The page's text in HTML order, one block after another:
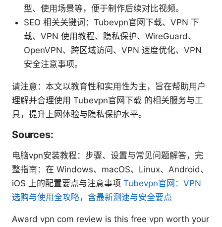
型、使用场景等，便于制作后续对比视频。
SEO 相关关键词：Tubevpn官网下载、VPN 下
载、VPN 使用教程、隐私保护、WireGuard、
OpenVPN、跨区域访问、VPN 速度优化、VPN
安全注意事项。
请注意：本文以教育性和实用性为主，旨在帮助用户
理解并合理使用 Tubevpn官网下载 的相关服务与工
具，提升上网体验与隐私保护水平。
Sources:
电脑vpn安装教程：步骤、设置与常见问题解答，完
整指南：在 Windows、macOS、Linux、Android、
iOS 上的配置要点与注意事项 Tubevpn官网：VPN
选购与使用全攻略，含最新测速与安全要点
Award vpn com review is this free vpn worth your